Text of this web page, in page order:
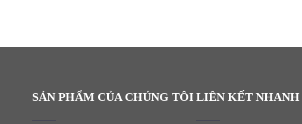
SẢN PHẨM CỦA CHÚNG TÔI LIÊN KẾT NHANH